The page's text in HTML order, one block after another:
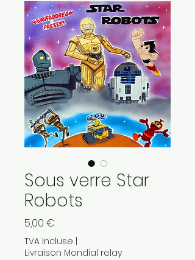
Sous verre Star
Robots
5,00 €
TVA Incluse
Livraison Mondial relay